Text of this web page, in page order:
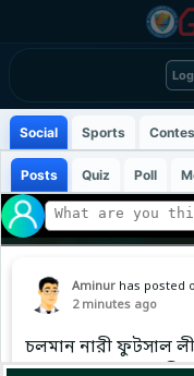
Social Sports
Posts Quiz Poll
Aminur has posted
2 minutes ago
চলমান নারী ফুটসাল